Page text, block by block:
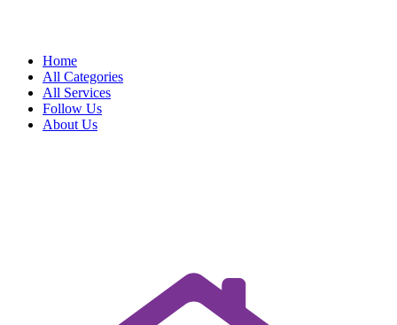
Home
All Categories
All Services
Follow Us
About Us